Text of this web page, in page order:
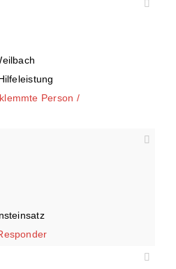
Person /